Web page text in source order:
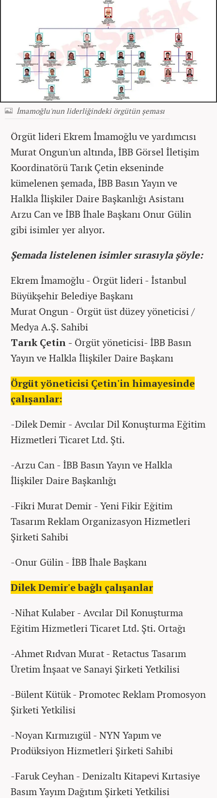
İmamoğlu'nun liderliğindeki örgütün şeması
Örgüt lideri Ekrem İmamoğlu ve yardımcısı
Murat Ongun'un altında, İBB Görsel İletişim
Koordinatörü Tarık Çetin ekseninde
kümelenen şemada, İBB Basın Yayın ve
Halkla İlişkiler Daire Başkanlığı Asistanı
Arzu Can ve İBB İhale Başkanı Onur Gülin
gibi isimler yer alıyor.
Şemada listelenen isimler sırasıyla şöyle:
Ekrem İmamoğlu - Örgüt lideri - İstanbul
Büyükşehir Belediye Başkanı
Murat Ongun - Örgüt üst düzey yöneticisi /
Medya A.Ş. Sahibi
Tarık Çetin - Örgüt yöneticisi- İBB Basın
Yayın ve Halkla İlişkiler Daire Başkanı
Örgüt yöneticisi Çetin'in himayesinde
çalışanlar:
-Dilek Demir - Avcılar Dil Konuşturma Eğitim
Hizmetleri Ticaret Ltd. Şti.
-Arzu Can - İBB Basın Yayın ve Halkla
İlişkiler Daire Başkanlığı
-Fikri Murat Demir - Yeni Fikir Eğitim
Tasarım Reklam Organizasyon Hizmetleri
Şirketi Sahibi
-Onur Gülin - İBB İhale Başkanı
Dilek Demir'e bağlı çalışanlar
-Nihat Kulaber - Avcılar Dil Konuşturma
Eğitim Hizmetleri Ticaret Ltd. Şti. Ortağı
-Ahmet Rıdvan Murat - Retactus Tasarım
Üretim İnşaat ve Sanayi Şirketi Yetkilisi
-Bülent Kütük - Promotec Reklam Promosyon
Şirketi Yetkilisi
-Noyan Kırmızıgül - NYN Yapım ve
Prodüksiyon Hizmetleri Şirketi Sahibi
-Faruk Ceyhan - Denizaltı Kitapevi Kırtasiye
Basım Yayım Dağıtım Şirketi Yetkilisi